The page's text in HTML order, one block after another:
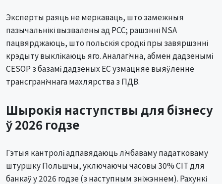
Эксперты раяць не меркаваць, што замежныя
пазычальнікі вызвалены ад PCC; рашэнні NSA
пацвярджаюць, што польскія сродкі пры завяршэнні
крэдыту выклікаюць яго. Аналагічна, абмен дадзенымі
CESOP з базамі дадзеных ЕС узмацняе выяўленне
трансгранічнага махлярства з ПДВ.
Шырокія наступствы для бізнесу
ў 2026 годзе
Гэтыя кантролі адпавядаюць лічбаваму падатковаму
штуршку Польшчы, уключаючы часовы 30% CIT для
банкаў у 2026 годзе (з наступным зніжэннем). Рахункі